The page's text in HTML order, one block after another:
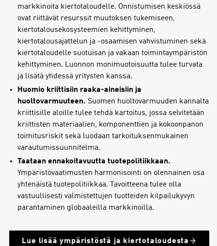
markkinoita kiertotaloudelle. Onnistumisen keskiössä
ovat riittävät resurssit muutoksen tukemiseen,
kiertotalousekosysteemien kehittyminen,
kiertotalousajattelun ja -osaamisen vahvistuminen sekä
kiertotaloudelle suotuisan ja vakaan toimintaympäristön
kehittyminen. Luonnon monimuotoisuutta tulee turvata
ja lisätä yhdessä yritysten kanssa.
Huomio kriittisiin raaka-aineisiin ja
huoltovarmuuteen. Suomen huoltovarmuuden kannalta
kriittisille aloille tulee tehdä kartoitus, jossa selvitetään
kriittisten materiaalien, komponenttien ja kokoonpanon
toimitusriskit sekä luodaan tarkoituksenmukainen
varautumissuunnitelma.
Taataan ennakoitavuutta tuotepolitiikkaan.
Ympäristövaatimusten harmonisointi on olennainen osa
yhtenäistä tuotepolitiikkaa. Tavoitteena tulee olla
vastuullisesti valmistettujen tuotteiden kilpailukyvyn
parantaminen globaaleilla markkinoilla.
Lue lisää ympäristöstä ja kiertotaloudesta